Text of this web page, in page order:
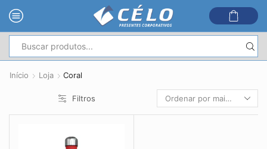
de
Início Loja Coral
Filtros